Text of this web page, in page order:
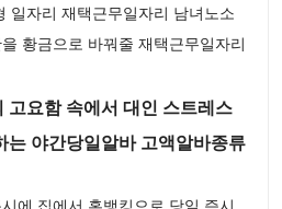
일자리 재택근무일자리 남녀노소
황금으로 바꿔줄 재택근무일자리
고요함 속에서 대인 스트레스
는 야간당일알바 고액알바종류